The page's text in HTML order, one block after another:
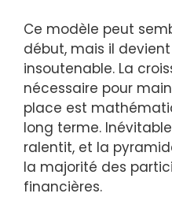
Ce modèle peut
début, mais il
insoutenable. La
nécessaire pour
place est
long terme.
ralentit, et la
la majorité des
financières.